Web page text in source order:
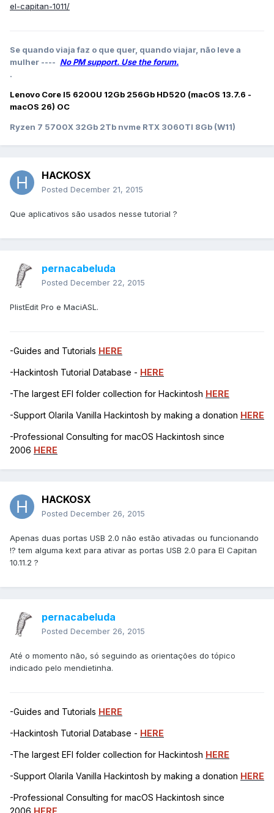
el-capitan-1011/
Se quando viaja faz o que quer, quando viajar, não leve a
mulher ---- No PM support. Use the forum.
.
Lenovo Core I5 6200U 12Gb 256Gb HD520 (macOS 13.7.6 -
macOS 26) OC
Ryzen 7 5700X 32Gb 2Tb nvme RTX 3060TI 8Gb (W11)
HACKOSX
Posted December 21, 2015
Que aplicativos são usados nesse tutorial ?
pernacabeluda
Posted December 22, 2015
PlistEdit Pro e MaciASL.
-Guides and Tutorials HERE
-Hackintosh Tutorial Database - HERE
-The largest EFI folder collection for Hackintosh HERE
-Support Olarila Vanilla Hackintosh by making a donation HERE
-Professional Consulting for macOS Hackintosh since
2006 HERE
HACKOSX
Posted December 26, 2015
Apenas duas portas USB 2.0 não estão ativadas ou funcionando
!? tem alguma kext para ativar as portas USB 2.0 para El Capitan
10.11.2 ?
pernacabeluda
Posted December 26, 2015
Até o momento não, só seguindo as orientações do tópico
indicado pelo mendietinha.
-Guides and Tutorials HERE
-Hackintosh Tutorial Database - HERE
-The largest EFI folder collection for Hackintosh HERE
-Support Olarila Vanilla Hackintosh by making a donation HERE
-Professional Consulting for macOS Hackintosh since